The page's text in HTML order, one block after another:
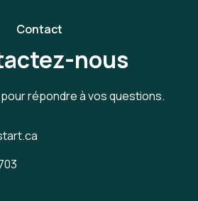
Contact
nous
répondre à vos questions.